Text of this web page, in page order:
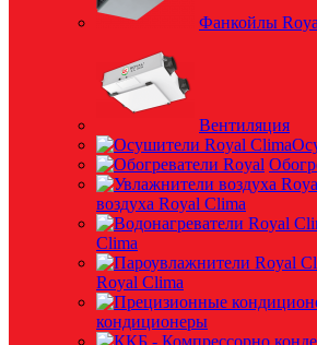
Фанкойлы
Вентиляция
воздуха Royal Clima
Clima
Royal Clima
кондиционеры